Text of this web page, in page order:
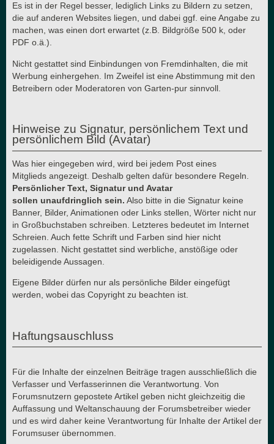
Es ist in der Regel besser, lediglich Links zu Bildern zu setzen,
die auf anderen Websites liegen, und dabei ggf. eine Angabe zu
machen, was einen dort erwartet (z.B. Bildgröße 500 k, oder
PDF o.ä.).
Nicht gestattet sind Einbindungen von Fremdinhalten, die mit
Werbung einhergehen. Im Zweifel ist eine Abstimmung mit den
Betreibern oder Moderatoren von Garten-pur sinnvoll.
Hinweise zu Signatur, persönlichem Text und
persönlichem Bild (Avatar)
Was hier eingegeben wird, wird bei jedem Post eines
Mitglieds angezeigt. Deshalb gelten dafür besondere Regeln.
Persönlicher Text, Signatur und Avatar
sollen unaufdringlich sein. Also bitte in die Signatur keine
Banner, Bilder, Animationen oder Links stellen, Wörter nicht nur
in Großbuchstaben schreiben. Letzteres bedeutet im Internet
Schreien. Auch fette Schrift und Farben sind hier nicht
zugelassen. Nicht gestattet sind werbliche, anstößige oder
beleidigende Aussagen.
Eigene Bilder dürfen nur als persönliche Bilder eingefügt
werden, wobei das Copyright zu beachten ist.
Haftungsauschluss
Für die Inhalte der einzelnen Beiträge tragen ausschließlich die
Verfasser und Verfasserinnen die Verantwortung. Von
Forumsnutzern gepostete Artikel geben nicht gleichzeitig die
Auffassung und Weltanschauung der Forumsbetreiber wieder
und es wird daher keine Verantwortung für Inhalte der Artikel der
Forumsuser übernommen.